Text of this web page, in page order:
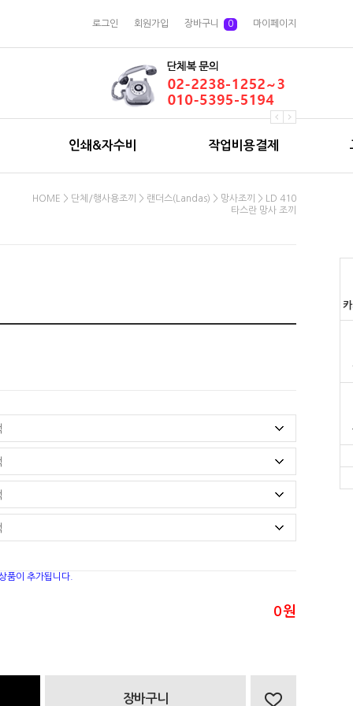
로그인 회원가입 장바구니 0 마이페이지
인쇄&자수비 작업비용결제
HOME > 단체/행사용조끼 > 랜더스(Landas) > 망사조끼
> LD 410
타스란 망사 조끼
품이 추가됩니다.
0원
장바구니